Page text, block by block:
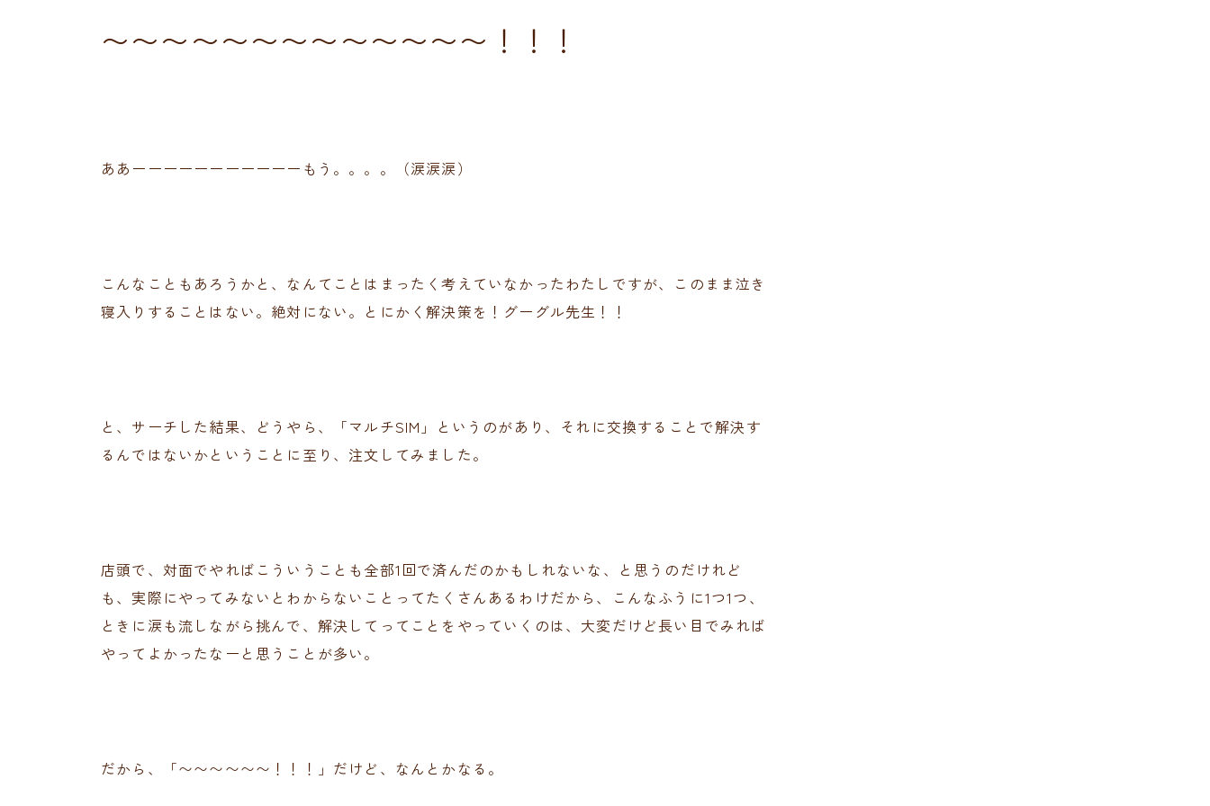
〜〜〜〜〜〜〜〜〜〜〜〜〜！！！
ああーーーーーーーーーーーもう。。。。（涙涙涙）
こんなこともあろうかと、なんてことはまったく考えていなかったわたしですが、このまま泣き
寝入りすることはない。絶対にない。とにかく解決策を！グーグル先生！！
と、サーチした結果、どうやら、「マルチSIM」というのがあり、それに交換することで解決す
るんではないかということに至り、注文してみました。
店頭で、対面でやればこういうことも全部1回で済んだのかもしれないな、と思うのだけれど
も、実際にやってみないとわからないことってたくさんあるわけだから、こんなふうに1つ1つ、
ときに涙も流しながら挑んで、解決してってことをやっていくのは、大変だけど長い目でみれば
やってよかったなーと思うことが多い。
だから、「〜〜〜〜〜〜！！！」だけど、なんとかなる。